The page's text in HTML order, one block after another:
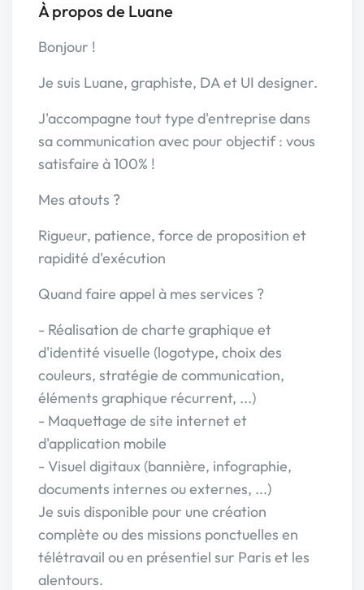
À propos de Luane
Bonjour !
Je suis Luane, graphiste, DA et UI designer.
J'accompagne tout type d'entreprise dans
sa communication avec pour objectif : vous
satisfaire à 100% !
Mes atouts ?
Rigueur, patience, force de proposition et
rapidité d'exécution
Quand faire appel à mes services ?
- Réalisation de charte graphique et
d'identité visuelle (logotype, choix des
couleurs, stratégie de communication,
éléments graphique récurrent, ...)
- Maquettage de site internet et
d'application mobile
- Visuel digitaux (bannière, infographie,
documents internes ou externes, ...)
Je suis disponible pour une création
complète ou des missions ponctuelles en
télétravail ou en présentiel sur Paris et les
alentours.